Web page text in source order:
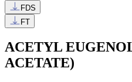
FDS
FT
ACETYL
ACETATE)